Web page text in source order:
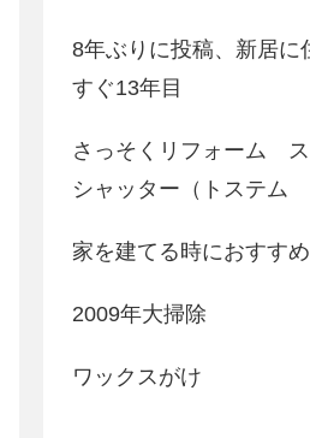
8年ぶりに投稿、新居に
すぐ13年目
さっそくリフォーム
シャッター（トステム
家を建てる時におすす
2009年大掃除
ワックスがけ